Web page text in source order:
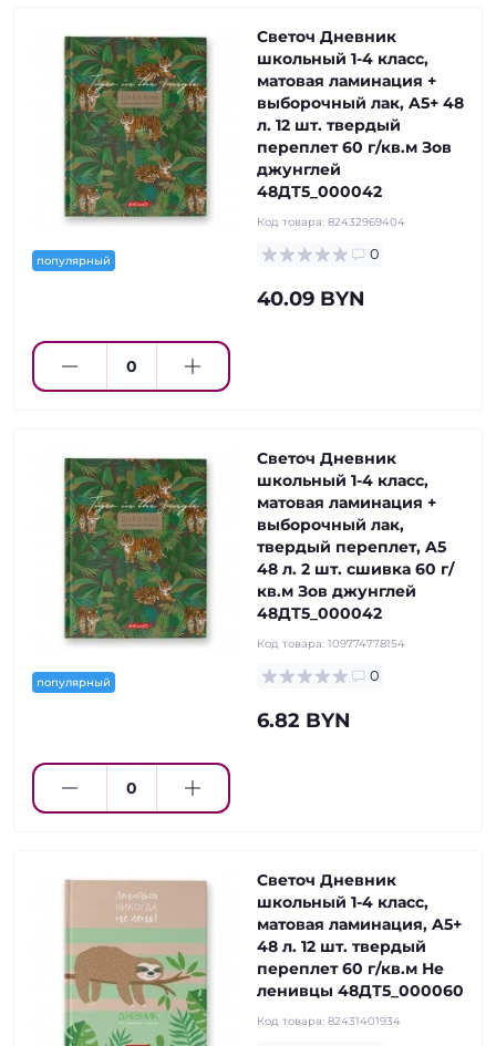
популярный
Светоч Дневник
школьный 1-4 класс,
матовая ламинация +
выборочный лак, A5+ 48
л. 12 шт. твердый
переплет 60 г/кв.м Зов
джунглей
48ДТ5_000042
Код товара: 82432969404
0
40.09 BYN
популярный
Светоч Дневник
школьный 1-4 класс,
матовая ламинация +
выборочный лак,
твердый переплет, A5
48 л. 2 шт. сшивка 60 г/
кв.м Зов джунглей
48ДТ5_000042
Код товара: 109774778154
0
6.82 BYN
Светоч Дневник
школьный 1-4 класс,
матовая ламинация, A5+
48 л. 12 шт. твердый
переплет 60 г/кв.м Не
ленивцы 48ДТ5_000060
Код товара: 82431401934